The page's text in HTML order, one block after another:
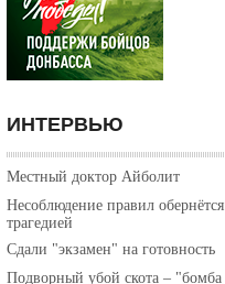
ИНТЕРВЬЮ
Местный доктор Айболит
Несоблюдение правил обернётся
трагедией
Сдали "экзамен" на готовность
Подворный убой скота – "бомба